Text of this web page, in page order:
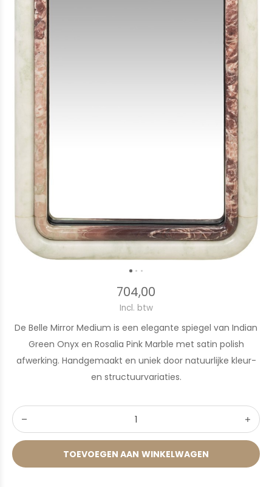
704,00
Incl. btw
De Belle Mirror Medium is een elegante spiegel van Indian
Green Onyx en Rosalia Pink Marble met satin polish
afwerking. Handgemaakt en uniek door natuurlijke kleur-
en structuurvariaties.
TOEVOEGEN AAN WINKELWAGEN